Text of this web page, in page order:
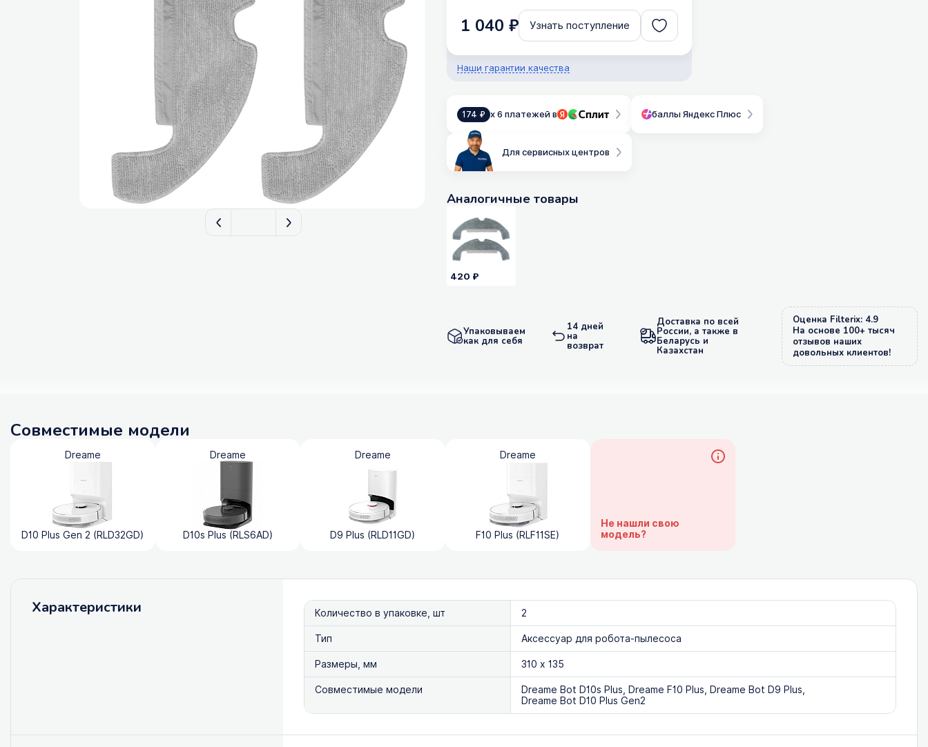
1 040 ₽ Узнать поступление
Наши гарантии качества
174 ₽ x 6 платежей в баллы Яндекс Плюс
Для сервисных центров
Аналогичные товары
420 ₽
Упаковываем
как для себя
14 дней
на
возврат
Доставка по всей
России, а также в
Беларусь и
Казахстан
Оценка Filterix: 4.9
На основе 100+ тысяч
отзывов наших
довольных клиентов!
Совместимые модели
Dreame
D10 Plus Gen 2 (RLD32GD)
Dreame
D10s Plus (RLS6AD)
Dreame
D9 Plus (RLD11GD)
Dreame
F10 Plus (RLF11SE)
Не нашли свою
модель?
Характеристики Количество в упаковке, шт
2
Тип
Аксессуар для робота-пылесоса
Размеры, мм
310 х 135
Совместимые модели
Dreame Bot D10s Plus, Dreame F10 Plus, Dreame Bot D9 Plus,
Dreame Bot D10 Plus Gen2